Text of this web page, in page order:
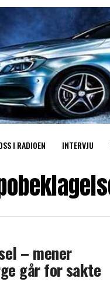
I RADIOEN INTERVJU
– mener
går for sakte